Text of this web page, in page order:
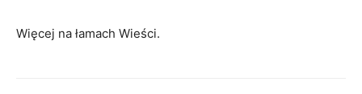
Więcej na łamach Wieści.